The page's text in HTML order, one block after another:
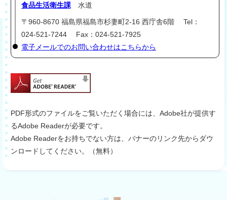
食品生活衛生課 水道
〒960-8670 福島県福島市杉妻町2-16 西庁舎6階 Tel：
024-521-7244 Fax：024-521-7925
電子メールでのお問い合わせはこちらから
PDF形式のファイルをご覧いただく場合には、Adobe社が提供す
るAdobe Readerが必要です。
Adobe Readerをお持ちでない方は、バナーのリンク先からダウ
ンロードしてください。（無料）